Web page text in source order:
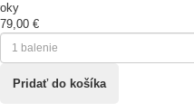
79,00 €